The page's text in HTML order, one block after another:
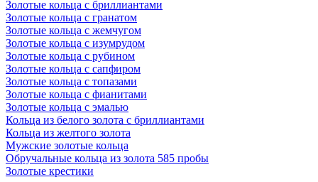
Золотые кольца с бриллиантами
Золотые кольца с гранатом
Золотые кольца с жемчугом
Золотые кольца с изумрудом
Золотые кольца с рубином
Золотые кольца с сапфиром
Золотые кольца с топазами
Золотые кольца с фианитами
Золотые кольца с эмалью
Кольца из белого золота с бриллиантами
Кольца из желтого золота
Мужские золотые кольца
Обручальные кольца из золота 585 пробы
Золотые крестики